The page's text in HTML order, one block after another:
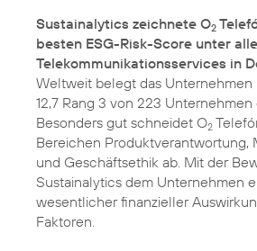
Sustainalytics zeichnete O2
besten ESG-Risk-Score unter
Telekommunikationsservices in
Weltweit belegt das Unternehmen
12,7 Rang 3 von 223
Besonders gut schneidet O2
Bereichen Produktverantwortung,
und Geschäftsethik ab. Mit der
Sustainalytics dem Unternehmen
wesentlicher finanzieller
Faktoren.